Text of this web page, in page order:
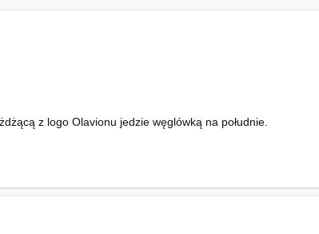
z logo Olavionu jedzie węglówką na południe.